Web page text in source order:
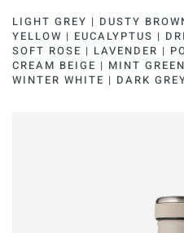
LIGHT GREY | DUSTY
YELLOW | EUCALYPTUS |
SOFT ROSE | LAVENDER |
CREAM BEIGE | MINT
WINTER WHITE | DARK